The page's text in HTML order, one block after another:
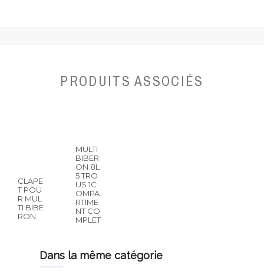
PRODUITS ASSOCIÉS
CLAPE
T POU
R MUL
TI BIBE
RON
MULTI
BIBER
ON 8L
5 TRO
US 1C
OMPA
RTIME
NT CO
MPLET
dans la même catégorie